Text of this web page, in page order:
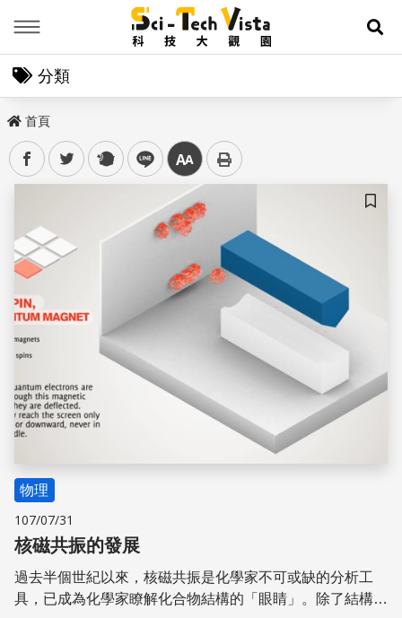
展
分類
首頁
facebooktwitter plurk line 中
儲存
物理
107/07/31
核磁共振的發展
過去半個世紀以來，核磁共振是化學家不可或缺的分析工
具，已成為化學家瞭解化合物結構的「眼睛」。除了結構鑑